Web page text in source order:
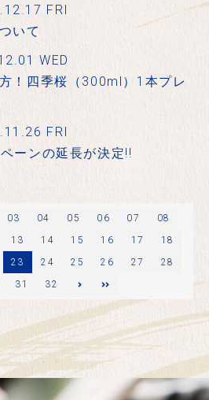
FRI
いて
WED
！四季桜（300ml）1本プレ
FRI
ーンの延長が決定!!
03 04 05 06 07
08
13 14 15 16 17
18
23 24 25 26 27
28
31 32
ージ
最後